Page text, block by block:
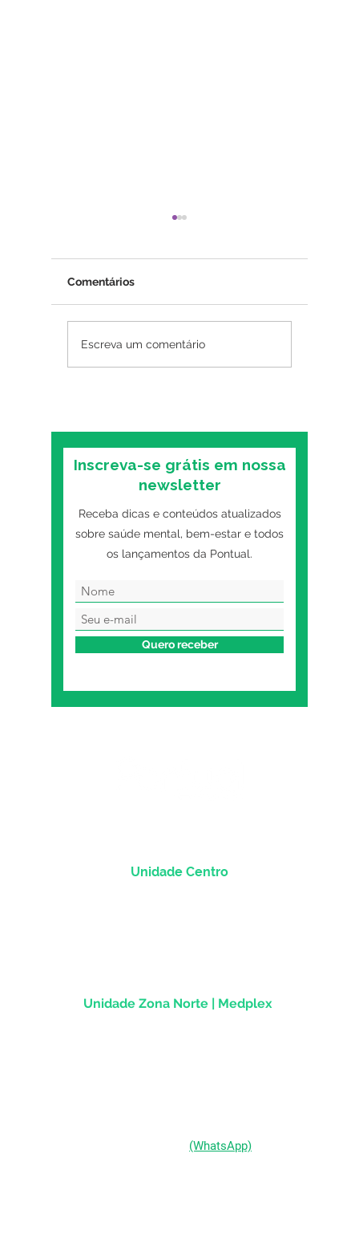
Afastamento por saúde
mental: o que o RH
Comentários
Escreva um comentário
Inscreva-se grátis em nossa
newsletter
Receba dicas e conteúdos atualizados
sobre saúde mental, bem-estar e todos
os lançamentos da Pontual.
Quero receber
Unidade Centro
Unidade Zona Norte | Medplex
(WhatsApp)